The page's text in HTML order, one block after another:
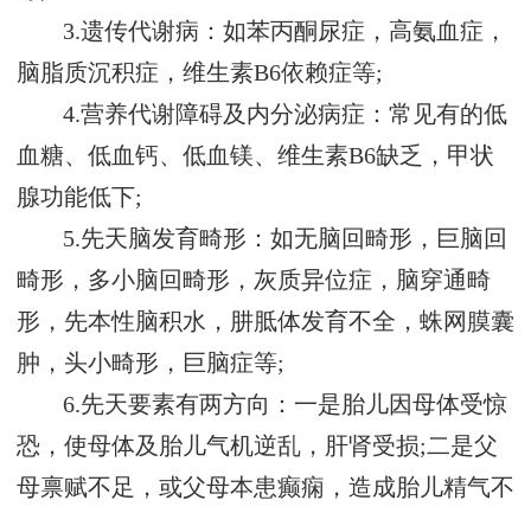
3.遗传代谢病：如苯丙酮尿症，高氨血症，
脑脂质沉积症，维生素B6依赖症等;
4.营养代谢障碍及内分泌病症：常见有的低
血糖、低血钙、低血镁、维生素B6缺乏，甲状
腺功能低下;
5.先天脑发育畸形：如无脑回畸形，巨脑回
畸形，多小脑回畸形，灰质异位症，脑穿通畸
形，先本性脑积水，肼胝体发育不全，蛛网膜囊
肿，头小畸形，巨脑症等;
6.先天要素有两方向：一是胎儿因母体受惊
恐，使母体及胎儿气机逆乱，肝肾受损;二是父
母禀赋不足，或父母本患癫痫，造成胎儿精气不